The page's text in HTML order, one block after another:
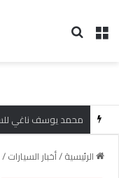
القائمة
الرئيسية/أخبار السيارات/